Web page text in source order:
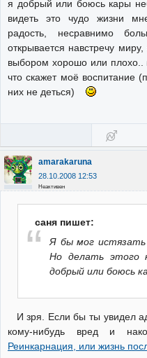
я добрый или боюсь кары
видеть это чудо жизни
радость, несравнимо
открывается навстречу
выбором хорошо или плохо..
что скажет моё воспитание
них не деться)
amarakaruna
28.10.2008 12:53
Неактивен
саня пишет:
Я бы мог истязать
Но делать этого
добрый или боюсь
И зря. Если бы ты увидел
кому-нибудь вред и
Реинкарнация, или жизнь